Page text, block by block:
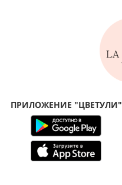
ПРИЛОЖЕНИЕ "ЦВЕТУЛИ"